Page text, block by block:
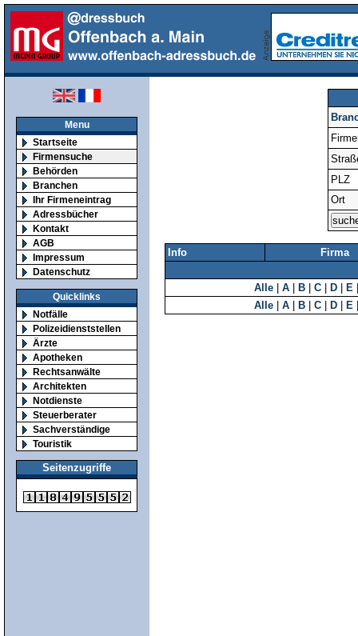
Menu
Startseite
Firmensuche
Behörden
Branchen
Ihr Firmeneintrag
Adressbücher
Kontakt
AGB
Impressum
Datenschutz
Quicklinks
Notfälle
Polizeidienststellen
Ärzte
Apotheken
Rechtsanwälte
Architekten
Notdienste
Steuerberater
Sachverständige
Touristik
Seitenzugriffe
PLZ
Ort
Info Firma
Alle A B C D E
Alle
A B C D E